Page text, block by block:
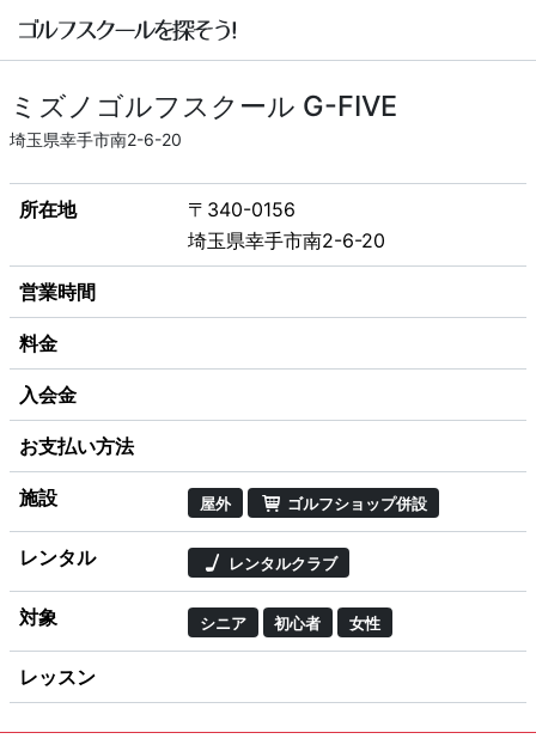
ミズノゴルフスクール G-FIVE
埼玉県幸手市南2-6-20
所在地
〒340-0156
埼玉県幸手市南2-6-20
営業時間
料金
入会金
お支払い方法
施設 屋外 ゴルフショップ併設
レンタル レンタルクラブ
対象 シニア 初心者 女性
レッスン